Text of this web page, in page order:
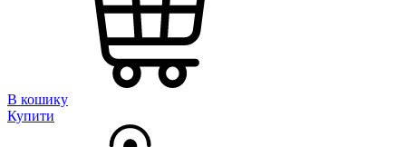
В кошику
Купити